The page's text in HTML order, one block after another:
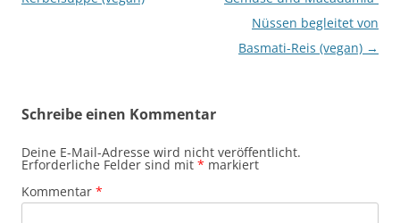
Nüssen begleitet von
Basmati-Reis (vegan) →
Schreibe einen Kommentar
Deine E-Mail-Adresse wird nicht veröffentlicht.
Erforderliche Felder sind mit * markiert
Kommentar *